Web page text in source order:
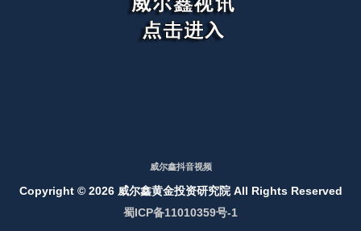
威尔鑫抖音视频
Copyright © 2026 威尔鑫黄金投资研究院 All Rights Reserved
蜀ICP备11010359号-1